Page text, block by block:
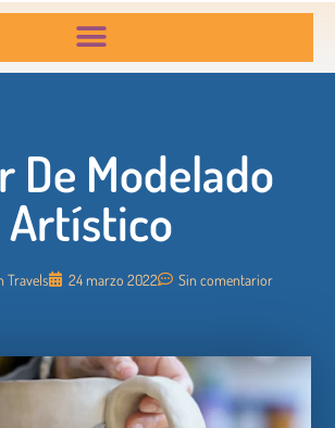
De Modelado
Artístico
Travels 24 marzo 2022 Sin comentarior